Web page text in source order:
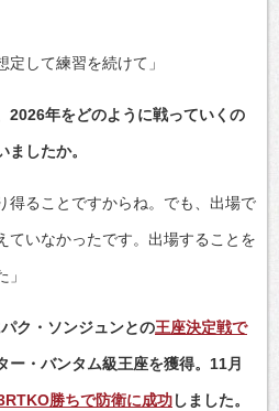
定して練習を続けて」
年をどのように戦っていくの
したか。
得ることですからね。でも、出場で
ていなかったです。出場することを
ク・ソンジュンとの王座決定戦で
ー・バンタム級王座を獲得。11月
勝ちで防衛に成功しました。